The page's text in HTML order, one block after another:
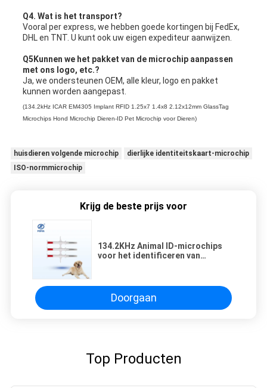
Q4. Wat is het transport?
Vooral per express, we hebben goede kortingen bij FedEx,
DHL en TNT. U kunt ook uw eigen expediteur aanwijzen.
Q5 Kunnen we het pakket van de microchip aanpassen
met ons logo, etc.?
Ja, we ondersteunen OEM, alle kleur, logo en pakket
kunnen worden aangepast.
(134.2kHz ICAR EM4305 Implant RFID 1.25x7 1.4x8 2.12x12mm GlassTag
Microchips Hond Microchip Dieren-ID Pet Microchip voor Dieren)
huisdieren volgende microchip
dierlijke identiteitskaart-microchip
ISO-normmicrochip
Krijg de beste prijs voor
134.2KHz Animal ID-microchips
voor het identificeren van
Doorgaan
Top Producten